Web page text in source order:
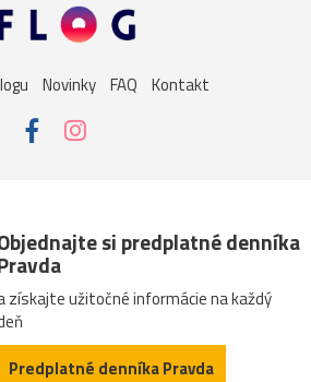
Novinky FAQ Kontakt
si predplatné denníka
získajte užitočné informácie na každý
Predplatné denníka Pravda